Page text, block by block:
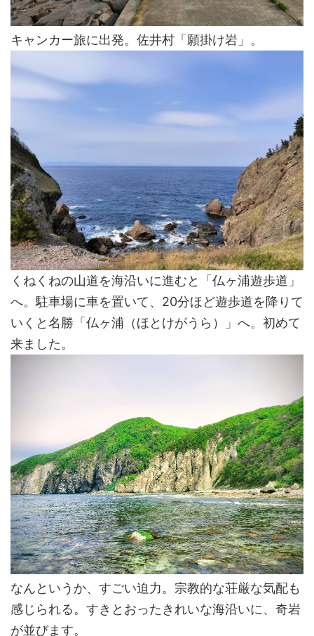
キャンカー旅に出発。佐井村「願掛け岩」。
くねくねの山道を海沿いに進むと「仏ヶ浦遊歩道」
へ。駐車場に車を置いて、20分ほど遊歩道を降りて
いくと名勝「仏ヶ浦（ほとけがうら）」へ。初めて
来ました。
なんというか、すごい迫力。宗教的な荘厳な気配も
感じられる。すきとおったきれいな海沿いに、奇岩
が並びます。